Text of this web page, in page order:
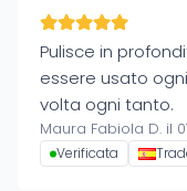
Pulisce in
essere usato
volta ogni tanto.
Maura Fabiola D. il
Verificata